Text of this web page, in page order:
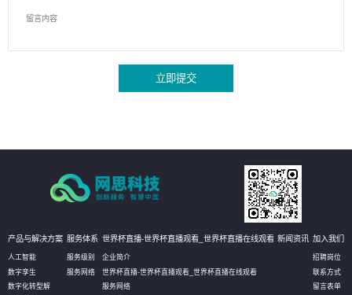
立即提交
产品与解决方案
人工智能
数字孪生
数字化转型解
服务体系
服务级别
服务网络
世界杯直播-世界杯直播观看_世界杯直播在线观看
企业简介
世界杯直播-世界杯直播观看_世界杯直播在线观看
服务网络
新闻资讯 加入我们
招聘岗位
联系方式
留言表单